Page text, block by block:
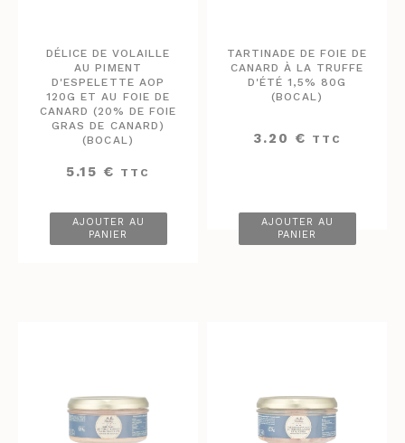
DÉLICE DE VOLAILLE
AU PIMENT
D'ESPELETTE AOP
120G ET AU FOIE DE
CANARD (20% DE FOIE
GRAS DE CANARD)
(BOCAL)
5.15 € TTC
AJOUTER AU
PANIER
TARTINADE DE FOIE DE
CANARD À LA TRUFFE
D'ÉTÉ 1,5% 80G
(BOCAL)
3.20 € TTC
AJOUTER AU
PANIER